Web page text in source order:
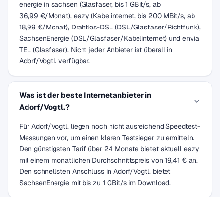
energie in sachsen (Glasfaser, bis 1 GBit/s, ab
36,99 €/Monat), eazy (Kabelinternet, bis 200 MBit/s, ab
18,99 €/Monat), Drahtlos-DSL (DSL/Glasfaser/Richtfunk),
SachsenEnergie (DSL/Glasfaser/Kabelinternet) und envia
TEL (Glasfaser). Nicht jeder Anbieter ist überall in
Adorf/Vogtl. verfügbar.
Was ist der beste Internetanbieter in
Adorf/Vogtl.?
Für Adorf/Vogtl. liegen noch nicht ausreichend Speedtest-
Messungen vor, um einen klaren Testsieger zu ermitteln.
Den günstigsten Tarif über 24 Monate bietet aktuell eazy
mit einem monatlichen Durchschnittspreis von 19,41 € an.
Den schnellsten Anschluss in Adorf/Vogtl. bietet
SachsenEnergie mit bis zu 1 GBit/s im Download.